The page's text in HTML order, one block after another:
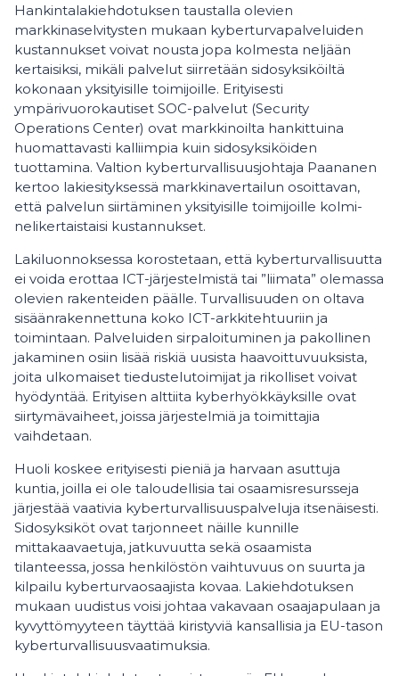
Hankintalakiehdotuksen taustalla olevien
markkinaselvitysten mukaan kyberturvapalveluiden
kustannukset voivat nousta jopa kolmesta neljään
kertaisiksi, mikäli palvelut siirretään sidosyksiköiltä
kokonaan yksityisille toimijoille. Erityisesti
ympärivuorokautiset SOC-palvelut (Security
Operations Center) ovat markkinoilta hankittuina
huomattavasti kalliimpia kuin sidosyksiköiden
tuottamina. Valtion kyberturvallisuusjohtaja Paananen
kertoo lakiesityksessä markkinavertailun osoittavan,
että palvelun siirtäminen yksityisille toimijoille kolmi-
nelikertaistaisi kustannukset.
Lakiluonnoksessa korostetaan, että kyberturvallisuutta
ei voida erottaa ICT-järjestelmistä tai ”liimata” olemassa
olevien rakenteiden päälle. Turvallisuuden on oltava
sisäänrakennettuna koko ICT-arkkitehtuuriin ja
toimintaan. Palveluiden sirpaloituminen ja pakollinen
jakaminen osiin lisää riskiä uusista haavoittuvuuksista,
joita ulkomaiset tiedustelutoimijat ja rikolliset voivat
hyödyntää. Erityisen alttiita kyberhyökkäyksille ovat
siirtymävaiheet, joissa järjestelmiä ja toimittajia
vaihdetaan.
Huoli koskee erityisesti pieniä ja harvaan asuttuja
kuntia, joilla ei ole taloudellisia tai osaamisresursseja
järjestää vaativia kyberturvallisuuspalveluja itsenäisesti.
Sidosyksiköt ovat tarjonneet näille kunnille
mittakaavaetuja, jatkuvuutta sekä osaamista
tilanteessa, jossa henkilöstön vaihtuvuus on suurta ja
kilpailu kyberturvaosaajista kovaa. Lakiehdotuksen
mukaan uudistus voisi johtaa vakavaan osaajapulaan ja
kyvyttömyyteen täyttää kiristyviä kansallisia ja EU-tason
kyberturvallisuusvaatimuksia.